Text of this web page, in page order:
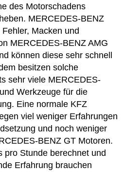
des Motorschadens
MERCEDES-BENZ
Macken und
MERCEDES-BENZ AMG
können diese sehr schnell
besitzen solche
sehr viele MERCEDES-
Werkzeuge für die
Eine normale KFZ
viel weniger Erfahrungen
und noch weniger
BENZ GT Motoren.
pro Stunde berechnet und
Erfahrung brauchen